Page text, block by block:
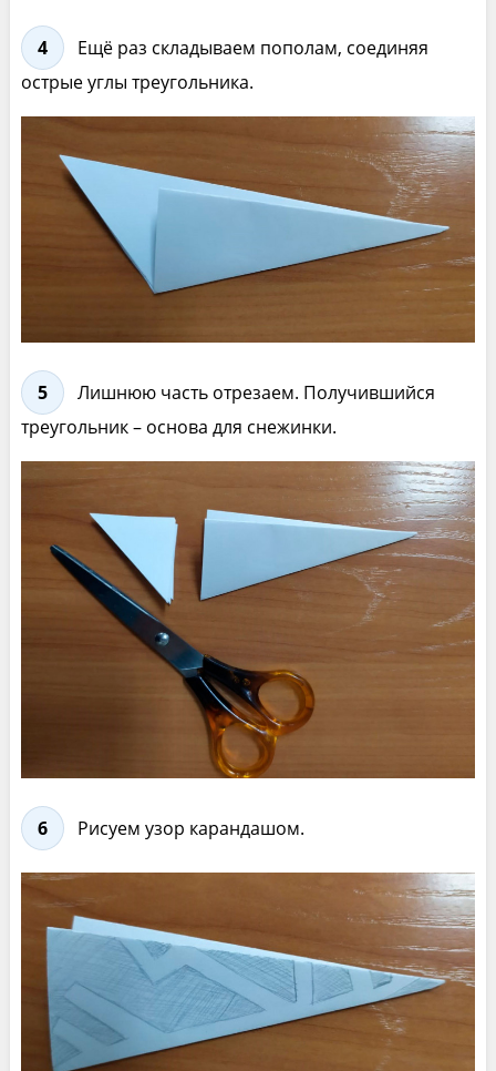
4
Ещё раз складываем пополам, соединяя
острые углы треугольника.
5
Лишнюю часть отрезаем. Получившийся
треугольник – основа для снежинки.
6 Рисуем узор карандашом.